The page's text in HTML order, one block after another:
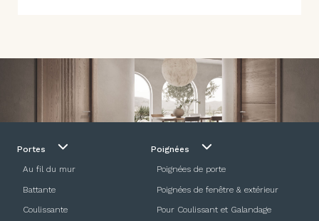
Portes
Au fil du mur
Battante
Coulissante
Poignées
Poignées de porte
Poignées de fenêtre & extérieur
Pour Coulissant et Galandage